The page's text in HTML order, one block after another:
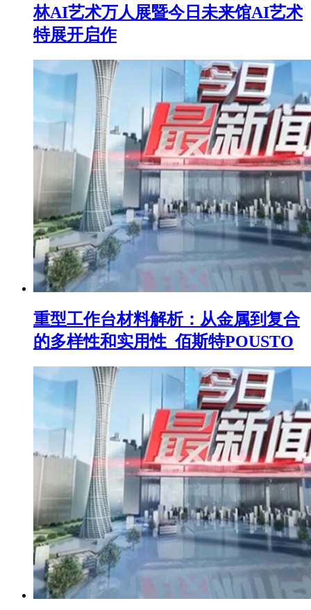
林AI艺术万人展暨今日未来馆AI艺术
特展开启作
重型工作台材料解析：从金属到复合
的多样性和实用性_佰斯特POUSTO